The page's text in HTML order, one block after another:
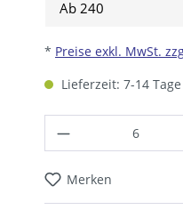
Ab 240
* Preise exkl. MwSt.
Lieferzeit: 7-14 Tage
Produkt
Merken